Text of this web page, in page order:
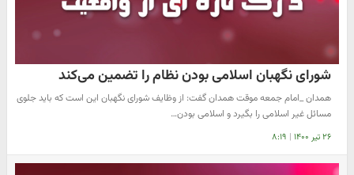
شورای نگهبان اسلامی بودن نظام را تضمین می‌کند
همدان _امام جمعه موقت همدان گفت: از وظایف شورای نگهبان این است که باید جلوی
مسائل غیر اسلامی را بگیرد و اسلامی بودن…
۲۶ تیر ۱۴۰۰ | ۸:۱۹